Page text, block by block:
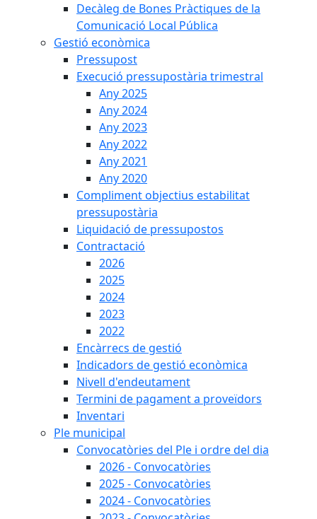
Decàleg de Bones Pràctiques de la
Comunicació Local Pública
Gestió econòmica
Pressupost
Execució pressupostària trimestral
Any 2025
Any 2024
Any 2023
Any 2022
Any 2021
Any 2020
Compliment objectius estabilitat
pressupostària
Liquidació de pressupostos
Contractació
2026
2025
2024
2023
2022
Encàrrecs de gestió
Indicadors de gestió econòmica
Nivell d'endeutament
Termini de pagament a proveïdors
Inventari
Ple municipal
Convocatòries del Ple i ordre del dia
2026 - Convocatòries
2025 - Convocatòries
2024 - Convocatòries